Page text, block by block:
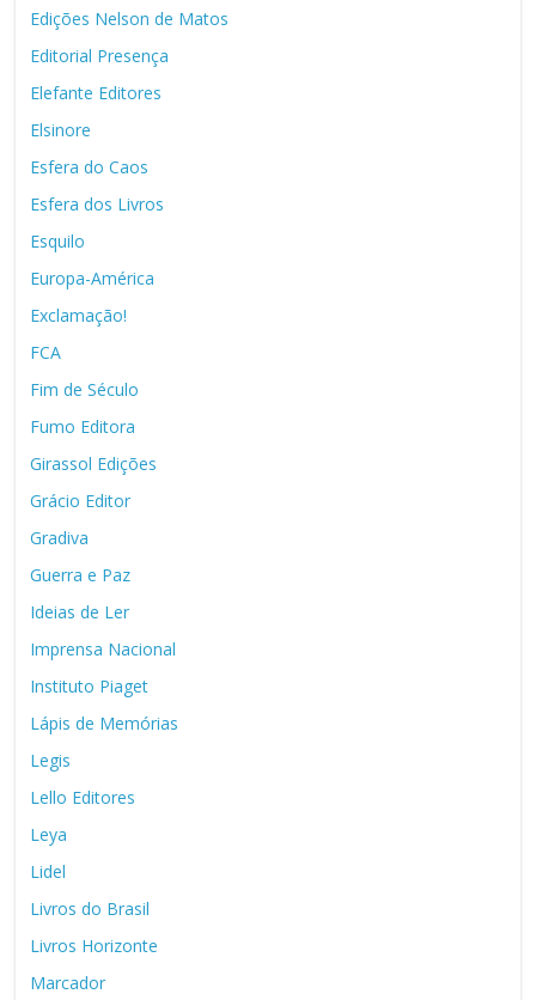
Edições Nelson de Matos
Editorial Presença
Elefante Editores
Elsinore
Esfera do Caos
Esfera dos Livros
Esquilo
Europa-América
Exclamação!
FCA
Fim de Século
Fumo Editora
Girassol Edições
Grácio Editor
Gradiva
Guerra e Paz
Ideias de Ler
Imprensa Nacional
Instituto Piaget
Lápis de Memórias
Legis
Lello Editores
Leya
Lidel
Livros do Brasil
Livros Horizonte
Marcador